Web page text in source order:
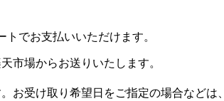
でお支払いいただけます。
市場からお送りいたします。
お受け取り希望日をご指定の場合などは